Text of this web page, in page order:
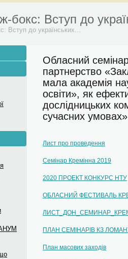
бокс: Вступ до
Вступ до українських...
на
з фото дивіться на
МАН на Facebook
бокс: Вступ до
Вступ до українських...
Обласний
партнерство
мала академія
освіти», як
дослідницьких
сучасних умовах»
Лист про проведення
Семінар Кремінна 2019
2020 ПРОЕКТ КОНКУРС НТУ
ОБЛАСНИЙ ФЕСТИВАЛЬ
ПЛАН СЕМIНАРIВ КЗ
План масових заходів